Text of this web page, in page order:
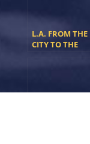
L.A. FROM THE
CITY TO THE